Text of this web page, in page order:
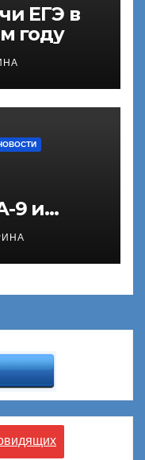
ЕГЭ в
году
9 и